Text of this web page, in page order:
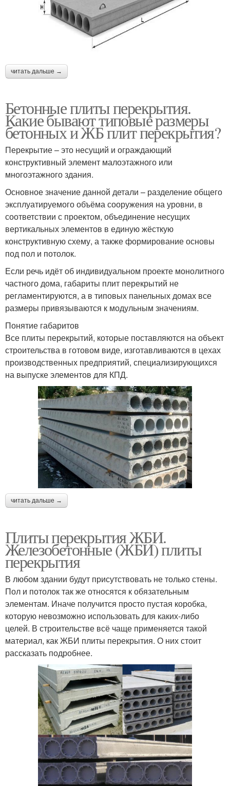
читать дальше →
Бетонные плиты перекрытия.
Какие бывают типовые размеры
бетонных и ЖБ плит перекрытия?
Перекрытие – это несущий и ограждающий
конструктивный элемент малоэтажного или
многоэтажного здания.
Основное значение данной детали – разделение общего
эксплуатируемого объёма сооружения на уровни, в
соответствии с проектом, объединение несущих
вертикальных элементов в единую жёсткую
конструктивную схему, а также формирование основы
под пол и потолок.
Если речь идёт об индивидуальном проекте монолитного
частного дома, габариты плит перекрытий не
регламентируются, а в типовых панельных домах все
размеры привязываются к модульным значениям.
Понятие габаритов
Все плиты перекрытий, которые поставляются на объект
строительства в готовом виде, изготавливаются в цехах
производственных предприятий, специализирующихся
на выпуске элементов для КПД.
читать дальше →
Плиты перекрытия ЖБИ.
Железобетонные (ЖБИ) плиты
перекрытия
В любом здании будут присутствовать не только стены.
Пол и потолок так же относятся к обязательным
элементам. Иначе получится просто пустая коробка,
которую невозможно использовать для каких-либо
целей. В строительстве всё чаще применяется такой
материал, как ЖБИ плиты перекрытия. О них стоит
рассказать подробнее.